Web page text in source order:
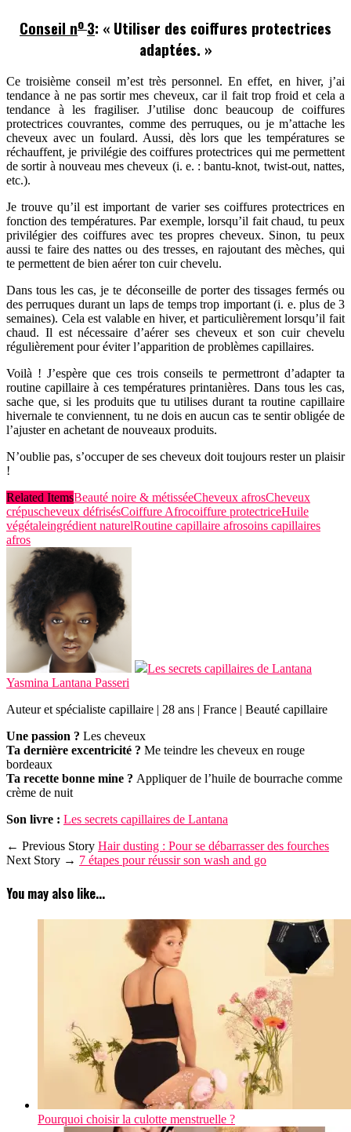
Conseil no 3: « Utiliser des coiffures protectrices
adaptées. »
Ce troisième conseil m’est très personnel. En effet, en hiver, j’ai
tendance à ne pas sortir mes cheveux, car il fait trop froid et cela a
tendance à les fragiliser. J’utilise donc beaucoup de coiffures
protectrices couvrantes, comme des perruques, ou je m’attache les
cheveux avec un foulard. Aussi, dès lors que les températures se
réchauffent, je privilégie des coiffures protectrices qui me permettent
de sortir à nouveau mes cheveux (i. e. : bantu-knot, twist-out, nattes,
etc.).
Je trouve qu’il est important de varier ses coiffures protectrices en
fonction des températures. Par exemple, lorsqu’il fait chaud, tu peux
privilégier des coiffures avec tes propres cheveux. Sinon, tu peux
aussi te faire des nattes ou des tresses, en rajoutant des mèches, qui
te permettent de bien aérer ton cuir chevelu.
Dans tous les cas, je te déconseille de porter des tissages fermés ou
des perruques durant un laps de temps trop important (i. e. plus de 3
semaines). Cela est valable en hiver, et particulièrement lorsqu’il fait
chaud. Il est nécessaire d’aérer ses cheveux et son cuir chevelu
régulièrement pour éviter l’apparition de problèmes capillaires.
Voilà ! J’espère que ces trois conseils te permettront d’adapter ta
routine capillaire à ces températures printanières. Dans tous les cas,
sache que, si les produits que tu utilises durant ta routine capillaire
hivernale te conviennent, tu ne dois en aucun cas te sentir obligée de
l’ajuster en achetant de nouveaux produits.
N’oublie pas, s’occuper de ses cheveux doit toujours rester un plaisir
!
Related ItemsBeauté noire & métisséeCheveux afrosCheveux
crépuscheveux défrisésCoiffure Afrocoiffure protectriceHuile
végétaleingrédient naturelRoutine capillaire afrosoins capillaires
afros
Les secrets capillaires de Lantana
Yasmina Lantana Passeri
Auteur et spécialiste capillaire | 28 ans | France | Beauté capillaire
Une passion ? Les cheveux
Ta dernière excentricité ? Me teindre les cheveux en rouge
bordeaux
Ta recette bonne mine ? Appliquer de l’huile de bourrache comme
crème de nuit
Son livre : Les secrets capillaires de Lantana
← Previous Story Hair dusting : Pour se débarrasser des fourches
Next Story → 7 étapes pour réussir son wash and go
You may also like...
Pourquoi choisir la culotte menstruelle ?